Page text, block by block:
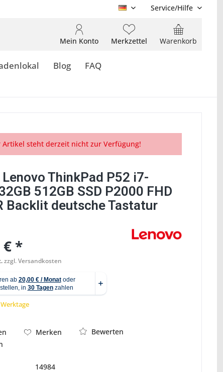
DE Service/Hilfe
Warenkorb
Merkzettel
Mein Konto
Blog FAQ
Artikel steht derzeit nicht zur Verfügung!
ThinkPad P52 i7-
512GB SSD P2000 FHD
Backlit deutsche Tastatur
€ *
zzgl. Versandkosten
Merken
Bewerten
14984